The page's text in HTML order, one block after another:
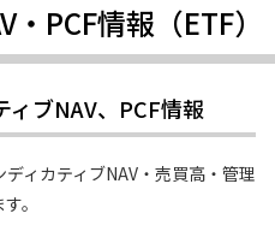
PCF情報（ETF）
ィブNAV、PCF情報
ィカティブNAV・売買高・管理
。